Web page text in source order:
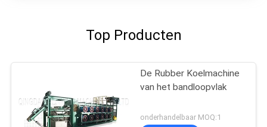
Top Producten
De Rubber Koelmachine
van het bandloopvlak
onderhandelbaar MOQ:1